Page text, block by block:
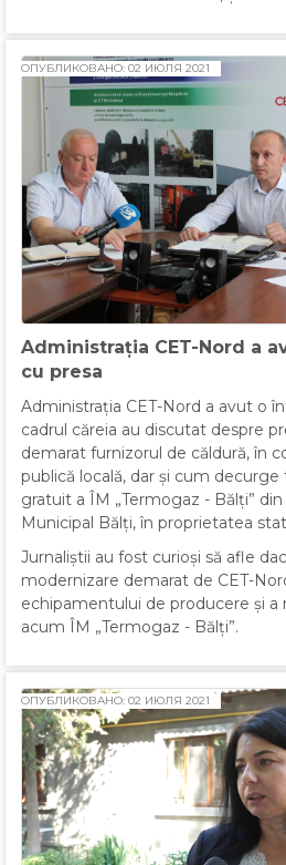
Administrația CET-Nord a
cu presa
ОПУБЛИКОВАНО: 02 ИЮЛЯ 2021
Administrația CET-Nord a avut o
cadrul căreia au discutat despre
demarat furnizorul de căldură, în
publică locală, dar și cum
gratuit a ÎM „Termogaz - Bălți”
Municipal Bălți, în proprietatea
Jurnaliștii au fost curioși să afle
modernizare demarat de CET-
echipamentului de producere și a
acum ÎM „Termogaz - Bălți”.
ОПУБЛИКОВАНО: 02 ИЮЛЯ 2021